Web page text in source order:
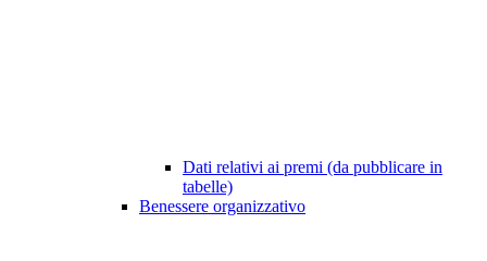
Dati relativi ai premi (da pubblicare in
tabelle)
Benessere organizzativo